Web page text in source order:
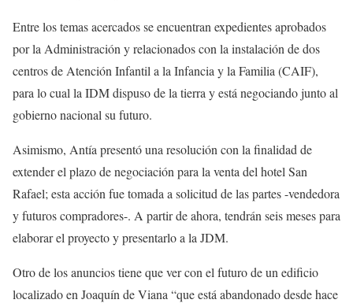
Entre los temas acercados se encuentran expedientes aprobados
por la Administración y relacionados con la instalación de dos
centros de Atención Infantil a la Infancia y la Familia (CAIF),
para lo cual la IDM dispuso de la tierra y está negociando junto al
gobierno nacional su futuro.
Asimismo, Antía presentó una resolución con la finalidad de
extender el plazo de negociación para la venta del hotel San
Rafael; esta acción fue tomada a solicitud de las partes -vendedora
y futuros compradores-. A partir de ahora, tendrán seis meses para
elaborar el proyecto y presentarlo a la JDM.
Otro de los anuncios tiene que ver con el futuro de un edificio
localizado en Joaquín de Viana “que está abandonado desde hace